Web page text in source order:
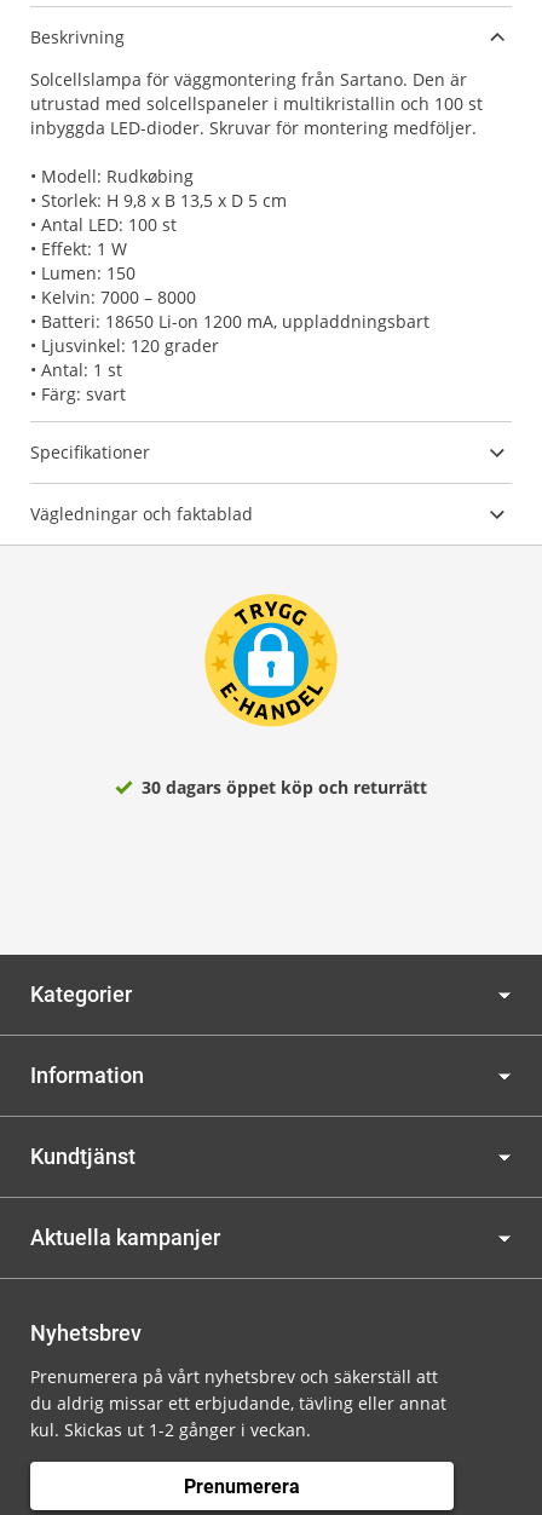
Beskrivning
Solcellslampa för väggmontering från Sartano. Den är
utrustad med solcellspaneler i multikristallin och 100 st
inbyggda LED-dioder. Skruvar för montering medföljer.
• Modell: Rudkøbing
• Storlek: H 9,8 x B 13,5 x D 5 cm
• Antal LED: 100 st
• Effekt: 1 W
• Lumen: 150
• Kelvin: 7000 – 8000
• Batteri: 18650 Li-on 1200 mA, uppladdningsbart
• Ljusvinkel: 120 grader
• Antal: 1 st
• Färg: svart
Specifikationer
Vägledningar och faktablad
30 dagars öppet köp och returrätt
Kategorier
Information
Kundtjänst
Aktuella kampanjer
Nyhetsbrev
Prenumerera på vårt nyhetsbrev och säkerställ att
du aldrig missar ett erbjudande, tävling eller annat
kul. Skickas ut 1-2 gånger i veckan.
Prenumerera